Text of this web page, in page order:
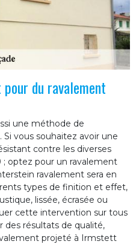
du ravalement
une méthode de
vous souhaitez avoir une
contre les diverses
optez pour un ravalement
ravalement sera en
types de finition et effet,
lissée, écrasée ou
cette intervention sur tous
des résultats de qualité,
projeté à Irmstett